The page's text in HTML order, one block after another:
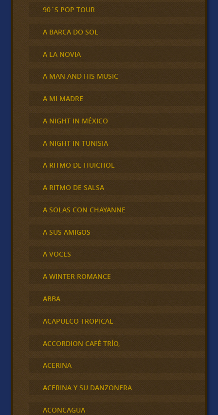
90´S POP TOUR
A BARCA DO SOL
A LA NOVIA
A MAN AND HIS MUSIC
A MI MADRE
A NIGHT IN MÉXICO
A NIGHT IN TUNISIA
A RITMO DE HUICHOL
A RITMO DE SALSA
A SOLAS CON CHAYANNE
A SUS AMIGOS
A VOCES
A WINTER ROMANCE
ABBA
ACAPULCO TROPICAL
ACCORDION CAFÉ TRÍO,
ACERINA
ACERINA Y SU DANZONERA
ACONCAGUA